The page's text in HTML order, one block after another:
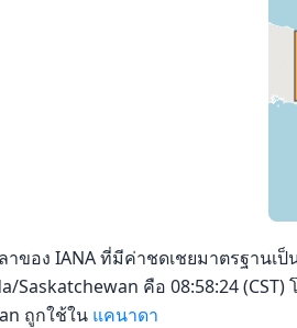
าของ IANA ที่มีค่าชดเชยมาตรฐานเ
คือ 08:58:24
ถูกใช้ใน แคนาดา